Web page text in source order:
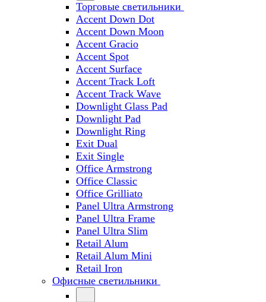
Торговые светильники
Accent Down Dot
Accent Down Moon
Accent Gracio
Accent Spot
Accent Surface
Accent Track Loft
Accent Track Wave
Downlight Glass Pad
Downlight Pad
Downlight Ring
Exit Dual
Exit Single
Office Armstrong
Office Classic
Office Grilliato
Panel Ultra Armstrong
Panel Ultra Frame
Panel Ultra Slim
Retail Alum
Retail Alum Mini
Retail Iron
Офисные светильники